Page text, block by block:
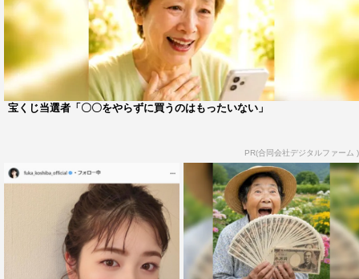
宝くじ当選者「〇〇をやらずに買うのはもったいない」
PR(合同会社デジタルファーム )